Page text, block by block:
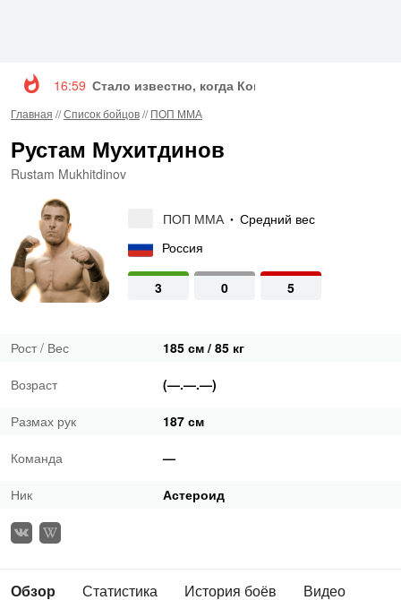
16:59 Стало известно, когда Конор Макгрегор
Главная //Список бойцов//ПОП ММА
Рустам Мухитдинов
Rustam Mukhitdinov
ПОП ММА • Средний вес
Россия
3 0 5
Рост / Вес 185 см / 85 кг
Возраст (—.—.—)
Размах рук 187 см
Команда —
Ник Астероид
Обзор Статистика История боёв Видео